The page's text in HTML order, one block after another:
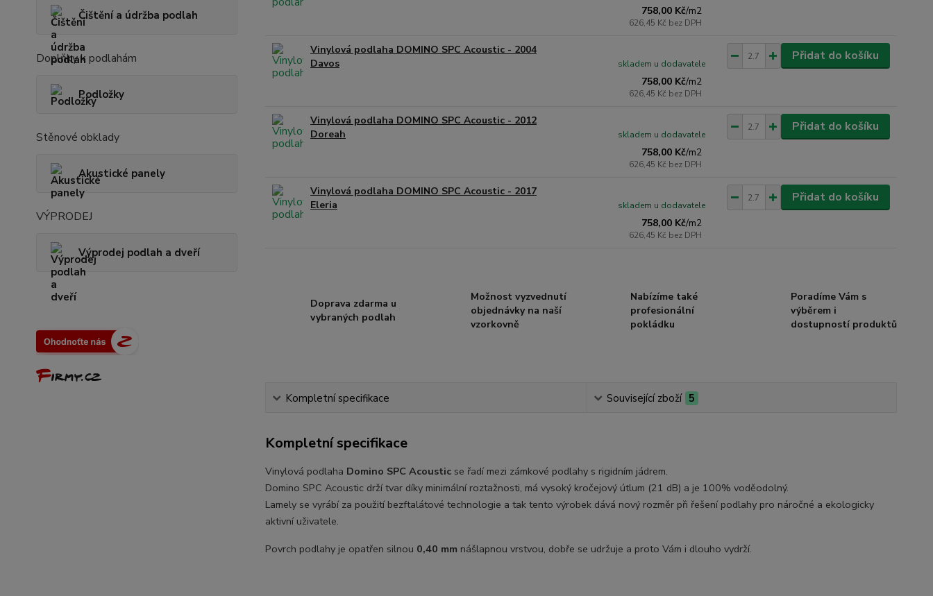
Čištění a údržba podlah
Doplňky k podlahám
Podložky
Stěnové obklady
Akustické panely
VÝPRODEJ
Výprodej podlah a dveří
758,00 Kč/m2
626,45 Kč bez DPH
Vinylová podlaha DOMINO SPC Acoustic - 2004
Davos
758,00 Kč/m2
626,45 Kč bez DPH
skladem u dodavatele
Přidat do košíku
Vinylová podlaha DOMINO SPC Acoustic - 2012
Doreah
758,00 Kč/m2
626,45 Kč bez DPH
skladem u dodavatele
Přidat do košíku
Vinylová podlaha DOMINO SPC Acoustic - 2017
Eleria
758,00 Kč/m2
626,45 Kč bez DPH
skladem u dodavatele
Přidat do košíku
Doprava zdarma u
vybraných podlah
Možnost vyzvednutí
objednávky na naší
vzorkovně
Nabízíme také
profesionální
pokládku
Poradíme Vám s
výběrem i
dostupností produktů
Kompletní specifikace Související zboží 5
Kompletní specifikace
Vinylová podlaha Domino SPC Acousticse řadí mezi zámkové podlahy s rigidním jádrem.
Domino SPC Acoustic drží tvar díky minimální roztažnosti, má vysoký kročejový útlum (21 dB) a je 100% voděodolný.
Lamely se vyrábí za použití bezftalátové technologie a tak tento výrobek dává nový rozměr při řešení podlahy pro náročné a ekologicky
aktivní uživatele.
Povrch podlahy je opatřen silnou 0,40 mm nášlapnou vrstvou, dobře se udržuje a proto Vám i dlouho vydrží.